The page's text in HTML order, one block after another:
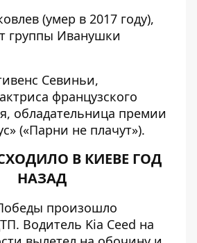
(умер в 2017 году),
группы Иванушки
Севиньи,
французского
обладательница премии
(«Парни не плачут»).
В КИЕВЕ ГОД
НАЗАД
произошло
. Водитель Kia Ceed на